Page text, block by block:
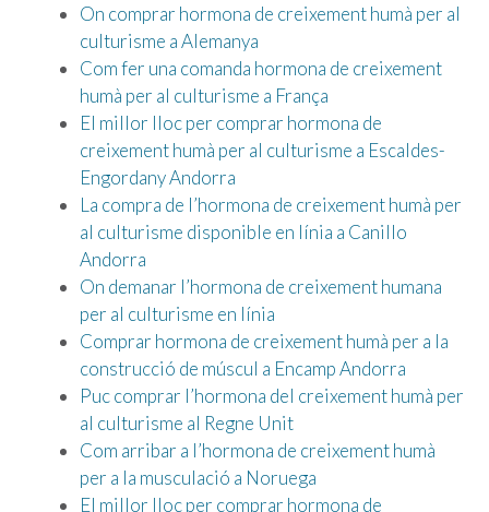
On comprar hormona de creixement humà per al
culturisme a Alemanya
Com fer una comanda hormona de creixement
humà per al culturisme a França
El millor lloc per comprar hormona de
creixement humà per al culturisme a Escaldes-
Engordany Andorra
La compra de l’hormona de creixement humà per
al culturisme disponible en línia a Canillo
Andorra
On demanar l’hormona de creixement humana
per al culturisme en línia
Comprar hormona de creixement humà per a la
construcció de múscul a Encamp Andorra
Puc comprar l’hormona del creixement humà per
al culturisme al Regne Unit
Com arribar a l’hormona de creixement humà
per a la musculació a Noruega
El millor lloc per comprar hormona de